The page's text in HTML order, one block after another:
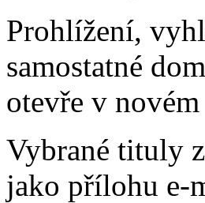
Prohlížení,
samostatné
otevře v
Vybrané tituly
jako přílohu e-